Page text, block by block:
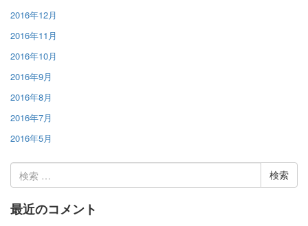
2016年12月
2016年11月
2016年10月
2016年9月
2016年8月
2016年7月
2016年5月
索:
最近のコメント